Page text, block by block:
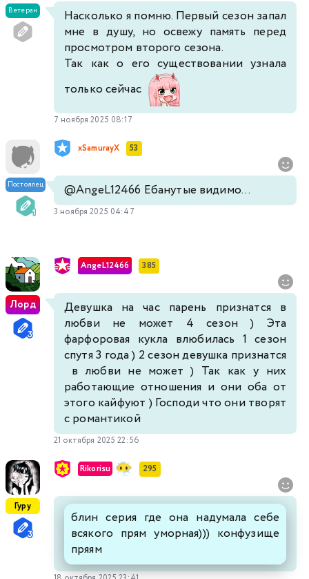
Ветеран
Насколько я помню. Первый сезон запал
мне в душу, но освежу память перед
просмотром второго сезона.
Так как о его существовании узнала
только сейчас
7 ноября 2025 08:17
Постоялец
xSamurayX 53
@AngeL12466 Ебанутые видимо...
3 ноября 2025 04:47
Лорд
AngeL12466 385
Девушка на час парень признатся в
любви не может 4 сезон ) Эта
фарфоровая кукла влюбилась 1 сезон
спутя 3 года ) 2 сезон девушка признатся
в любви не может ) Так как у них
работающие отношения и они оба от
этого кайфуют ) Господи что они творят
с романтикой
21 октября 2025 22:56
Гуру
Rikorisu 295
блин серия где она надумала себе
всякого прям уморная))) конфузище
пряям